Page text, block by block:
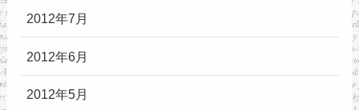
2012年7月
2012年6月
2012年5月